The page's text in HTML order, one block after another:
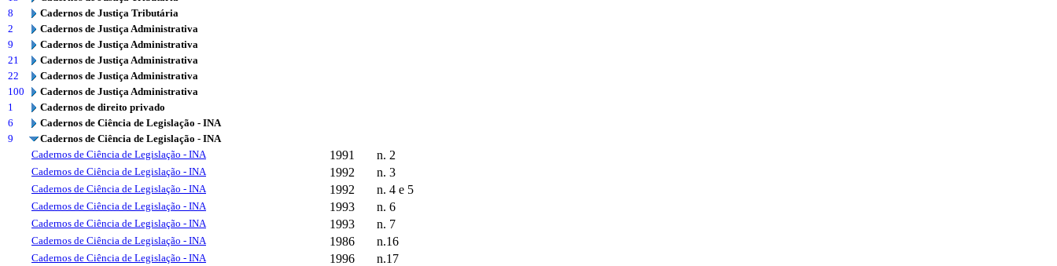
8
Cadernos de Justiça Tributária
2
Cadernos de Justiça Administrativa
9
Cadernos de Justiça Administrativa
21
Cadernos de Justiça Administrativa
22
Cadernos de Justiça Administrativa
100
Cadernos de Justiça Administrativa
1
Cadernos de direito privado
6
Cadernos de Ciência de Legislação - INA
9
Cadernos de Ciência de Legislação - INA
Cadernos de Ciência de Legislação - INA
1991 n. 2
Cadernos de Ciência de Legislação - INA 1992 n. 3
Cadernos de Ciência de Legislação - INA 1992 n. 4 e 5
Cadernos de Ciência de Legislação - INA 1993 n. 6
Cadernos de Ciência de Legislação - INA 1993 n. 7
Cadernos de Ciência de Legislação - INA 1986 n.16
Cadernos de Ciência de Legislação - INA 1996 n.17